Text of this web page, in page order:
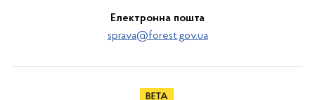
Електронна пошта
sprava@forest.gov.ua